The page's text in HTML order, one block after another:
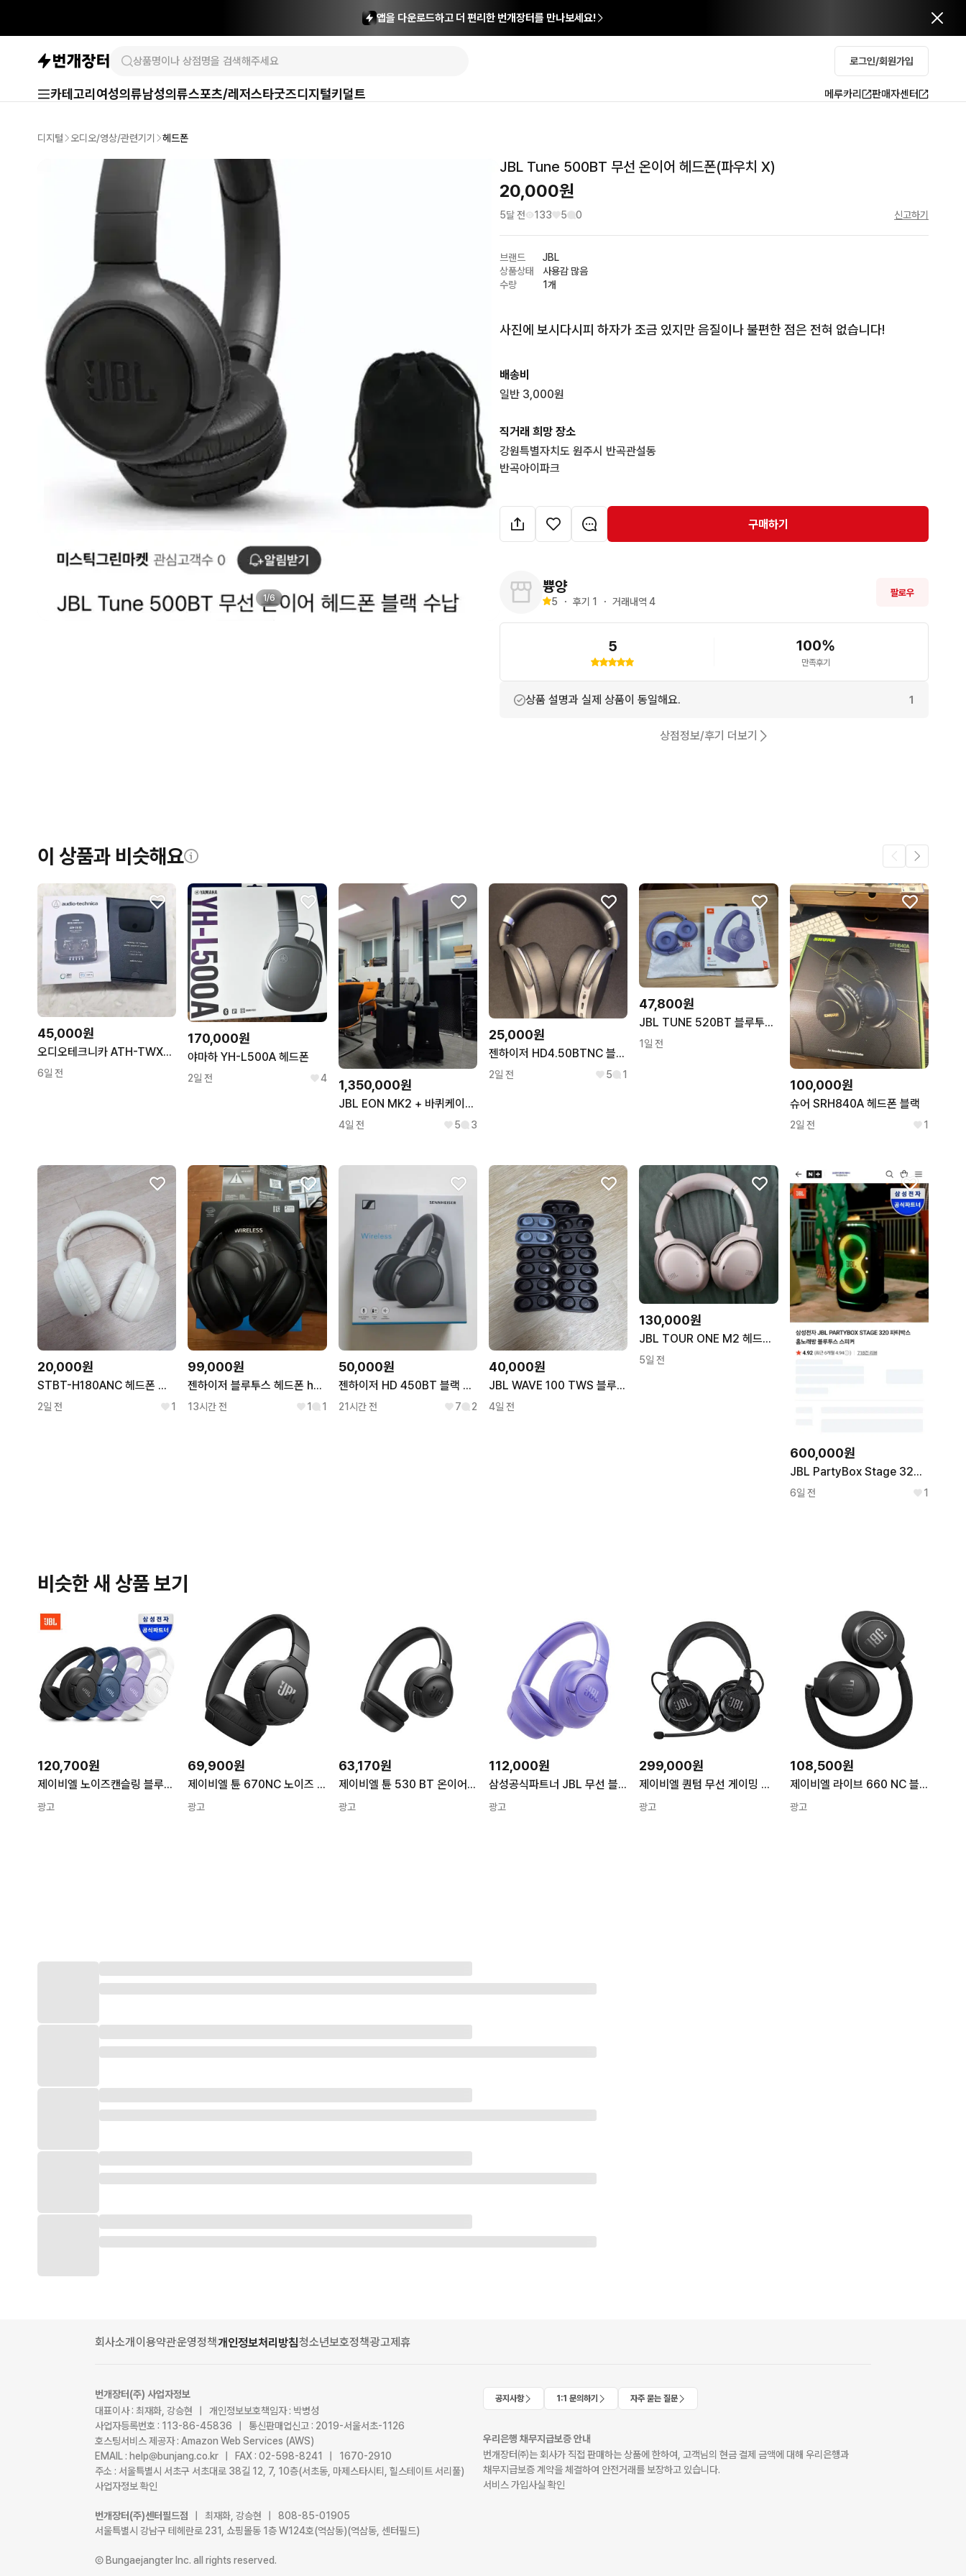
앱을 다운로드하고 더 편리한 번개장터를 만나보세요!
로그인/회원가입
카테고리 여성의류남성의류스포츠/레저스타굿즈디지털키덜트 메루카리 판매자센터
디지털 오디오/영상/관련기기 헤드폰
1/6
JBL Tune 500BT 무선 온이어 헤드폰(파우치 X)
20,000원
5달 전 133 5 0 신고하기
브랜드
JBL
상품상태
사용감 많음
수량
1개
사진에 보시다시피 하자가 조금 있지만 음질이나 불편한 점은 전혀 없습니다!
배송비
일반 3,000원
직거래 희망 장소
강원특별자치도 원주시 반곡관설동
반곡아이파크
구매하기
쁑양
5 ・ 후기 1 ・ 거래내역 4
팔로우
5 100%
만족후기
상품 설명과 실제 상품이 동일해요. 1
상점정보/후기 더보기
이 상품과 비슷해요
45,000원
오디오테크니카 ATH-TWX9 무선 이어폰
6일 전
170,000원
야마하 YH-L500A 헤드폰
2일 전 4 1,350,000원
JBL EON MK2 + 바퀴케이스 팝니다 (개당금액)
4일 전 5 3
25,000원
젠하이저 HD4.50BTNC 블루투스 헤드폰 팝니다 (이어패드교체)
2일 전 5 1
47,800원
JBL TUNE 520BT 블루투스 무선 헤드셋 라벤더
1일 전
100,000원
슈어 SRH840A 헤드폰 블랙
2일 전 1
20,000원
STBT-H180ANC 헤드폰 노이즈캔슬링 블루투스 무선 헤드셋 ANC 액티브
2일 전 1
99,000원
젠하이저 블루투스 헤드폰 hd 4.40bt
13시간 전 1 1
50,000원
젠하이저 HD 450BT 블랙 무선 노이즈캔슬링 헤드폰
21시간 전 7 2
40,000원
JBL WAVE 100 TWS 블루투스 무선 이어폰 왼쪽, 본체, 풀셋
4일 전
130,000원
JBL TOUR ONE M2 헤드폰 실버
5일 전
600,000원
JBL PartyBox Stage 320 / 배터리 3개 / 커버 포함 / A급
6일 전 1
비슷한 새 상품 보기
120,700원
제이비엘 노이즈캔슬링 블루투스 무선 헤드셋 블루 T770NC
광고
69,900원
제이비엘 튠 670NC 노이즈 캔슬링 블루투스 헤드폰 다크 나이트
광고
63,170원
제이비엘 튠 530 BT 온이어 블루투스 헤드폰 블랙
광고
112,000원
삼성공식파트너 JBL 무선 블루투스 헤드셋 가성비 헤드폰 추천 하이앤드 헤드셋 모음집 라벤더 JBL T730BT
광고
299,000원
제이비엘 퀀텀 무선 게이밍 헤드셋 블랙 QUANTUM 910 QUANTUM 910
광고
108,500원
제이비엘 라이브 660 NC 블루투스 헤드폰 나이트 블랙
광고
회사소개이용약관운영정책개인정보처리방침청소년보호정책광고제휴
번개장터(주) 사업자정보
대표이사 : 최재화, 강승현 | 개인정보보호책임자 : 박병성
사업자등록번호 : 113-86-45836 | 통신판매업신고 : 2019-서울서초-1126
호스팅서비스 제공자 : Amazon Web Services (AWS)
EMAIL : help@bunjang.co.kr | FAX : 02-598-8241 | 1670-2910
주소 : 서울특별시 서초구 서초대로 38길 12, 7, 10층(서초동, 마제스타시티, 힐스테이트 서리풀)
사업자정보 확인
번개장터(주)센터필드점
| 최재화, 강승현 | 808-85-01905
서울특별시 강남구 테헤란로 231, 쇼핑몰동 1층 W124호(역삼동)(역삼동, 센터필드)
Ⓒ Bungaejangter Inc. all rights reserved.
공지사항 1:1 문의하기 자주 묻는 질문
우리은행 채무지급보증 안내
번개장터㈜는 회사가 직접 판매하는 상품에 한하여, 고객님의 현금 결제 금액에 대해 우리은행과
채무지급보증 계약을 체결하여 안전거래를 보장하고 있습니다.
서비스 가입사실 확인